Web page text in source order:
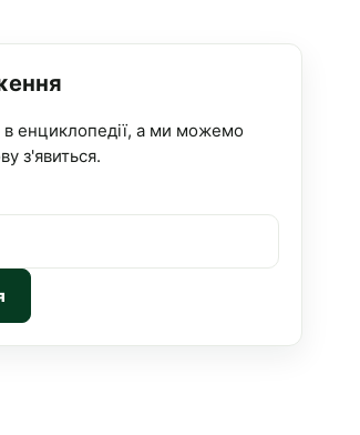
енциклопедії, а ми можемо
з'явиться.